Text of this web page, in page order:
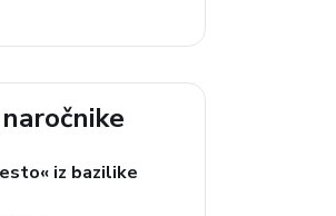
iz bazilike